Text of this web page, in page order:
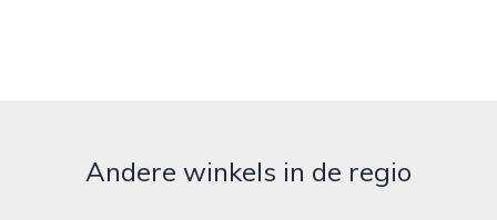
Andere winkels in de regio